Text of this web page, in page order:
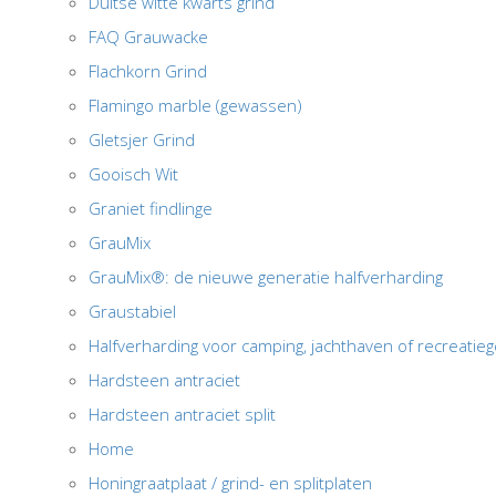
FAQ Grauwacke
Flachkorn Grind
Flamingo marble (gewassen)
Gletsjer Grind
Gooisch Wit
Graniet findlinge
GrauMix
GrauMix®: de nieuwe generatie halfverharding
Graustabiel
Halfverharding voor camping, jachthaven of
Hardsteen antraciet
Hardsteen antraciet split
Home
Honingraatplaat / grind- en splitplaten